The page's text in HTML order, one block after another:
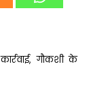
गौकशी के